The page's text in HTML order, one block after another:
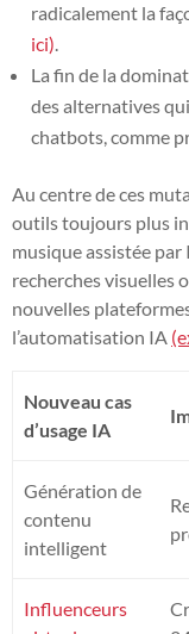
radicalement la
ici).
La fin de la
des alternatives
chatbots, comme
Au centre de ces
outils toujours plus
musique assistée par
recherches visuelles
nouvelles
l’automatisation IA
Nouveau cas
d’usage IA
Génération de
contenu
intelligent
Influenceurs